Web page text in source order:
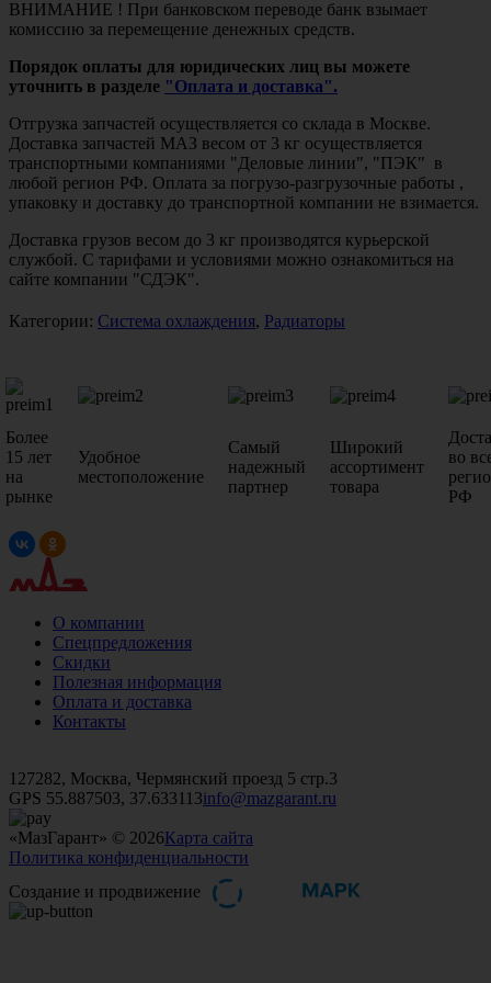
ВНИМАНИЕ ! При банковском переводе банк взымает
комиссию за перемещение денежных средств.
Порядок оплаты для юридических лиц вы можете
уточнить в разделе "Оплата и доставка".
Отгрузка запчастей осуществляется со склада в Москве.
Доставка запчастей МАЗ весом от 3 кг осуществляется
транспортными компаниями "Деловые линии", "ПЭК" в
любой регион РФ. Оплата за погрузо-разгрузочные работы ,
упаковку и доставку до транспортной компании не взимается.
Доставка грузов весом до 3 кг производятся курьерской
службой. С тарифами и условиями можно ознакомиться на
сайте компании "СДЭК".
Категории: Система охлаждения, Радиаторы
Более
15 лет
на
рынке
Удобное
местоположение
Самый
надежный
партнер
Широкий
ассортимент
товара
во
РФ
О компании
Спецпредложения
Скидки
Полезная информация
Оплата и доставка
Контакты
127282, Москва, Чермянский проезд 5 стр.3
GPS 55.887503, 37.633113info@mazgarant.ru
«МазГарант» © 2026Карта сайта
Политика конфиденциальности
Создание и продвижение